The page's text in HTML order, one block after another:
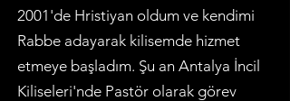
2001'de Hristiyan oldum ve kendimi
Rabbe adayarak kilisemde hizmet
etmeye başladım. Şu an Antalya İncil
Kiliseleri'nde Pastör olarak görev